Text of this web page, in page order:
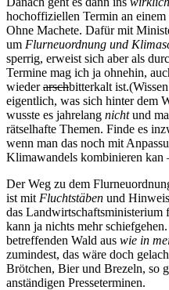
hochoffiziellen Termin an
Ohne Machete. Dafür mit
um Flurneuordnung und
sperrig, erweist sich aber als
Termine mag ich ja ohnehin,
wiederarschbitterkalt
eigentlich, was sich hinter dem
wusste es jahrelang nichtund
rätselhafte Themen. Finde es
wenn man das noch mit
Klimawandels kombinieren kan
Der Weg zu dem
ist mit Fluchtstäben und
das Landwirtschaftsministerium
kann ja nichts mehr
betreffenden Wald aus wie in
zumindest, das wäre doch
Brötchen, Bier und Brezeln, so
anständigen Presseterminen.